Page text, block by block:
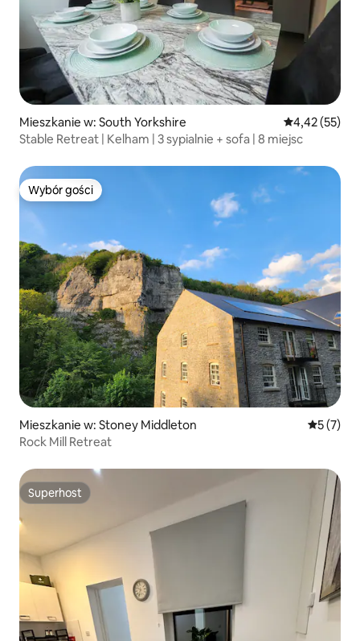
Mieszkanie w: South Yorkshire Średnia
4,42 (55)
Stable Retreat | Kelham | 3 sypialnie + sofa | 8 miejsc
Wybór gości
Wybór gości
Mieszkanie w: Stoney Middleton Średnia
5 (7)
Rock Mill Retreat
Superhost
Superhost